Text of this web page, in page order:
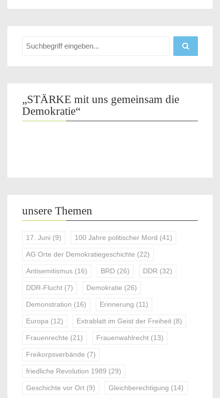
„STÄRKE mit uns gemeinsam die
Demokratie“
unsere Themen
17. Juni (9) 100 Jahre politischer Mord (41)
AG Orte der Demokratiegeschichte (22)
Antisemitismus (16) BRD (26) DDR (32)
DDR-Flucht (7) Demokratie (26)
Demonstration (16) Erinnerung (11)
Europa (12) Extrablatt im Geist der Freiheit (8)
Frauenrechte (21) Frauenwahlrecht (13)
Freikorpsverbände (7)
friedliche Revolution 1989 (29)
Geschichte vor Ort (9) Gleichberechtigung (14)